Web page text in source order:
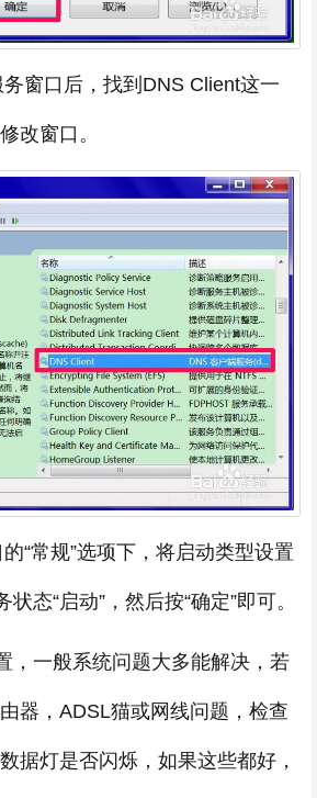
口后，找到DNS Client这一
改窗口。
常规”选项下，将启动类型设置
状态“启动”，然后按“确定”即可。
一般系统问题大多能解决，若
器，ADSL猫或网线问题，检查
据灯是否闪烁，如果这些都好，